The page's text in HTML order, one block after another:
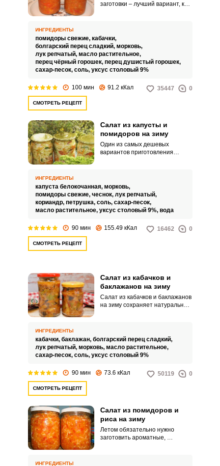
заготовки – лучший вариант, как
помидоров и кабачков на зиму
можно выгодно пристроить
целых два овоща.
ИНГРЕДИЕНТЫ
помидоры свежие, кабачки,
болгарский перец сладкий, морковь,
лук репчатый, масло растительное,
перец чёрный горошек, перец душистый горошек,
сахар-песок, соль, уксус столовый 9%
100 мин 91.2 кКал 35447 0
СМОТРЕТЬ РЕЦЕПТ
Салат из капусты и
помидоров на зиму
Один из самых дешевых
вариантов приготовления
ИНГРЕДИЕНТЫ
капуста белокочанная, морковь,
помидоры свежие, чеснок, лук репчатый,
кориандр, петрушка, соль, сахар-песок,
масло растительное, уксус столовый 9%, вода
90 мин 155.49 кКал 16462 0
СМОТРЕТЬ РЕЦЕПТ
Салат из кабачков и
баклажанов на зиму
Салат из кабачков и баклажанов
на зиму сохраняет натуральный
особенных ингредиентов и
достаточно бюджетный в том
случае, если придется покупать
овощи на рынке.
ИНГРЕДИЕНТЫ
кабачки, баклажан, болгарский перец сладкий,
лук репчатый, морковь, масло растительное,
сахар-песок, соль, уксус столовый 9%
90 мин 73.6 кКал 50119 0
СМОТРЕТЬ РЕЦЕПТ
Салат из помидоров и
риса на зиму
Летом обязательно нужно
заготовить ароматные,
ИНГРЕДИЕНТЫ